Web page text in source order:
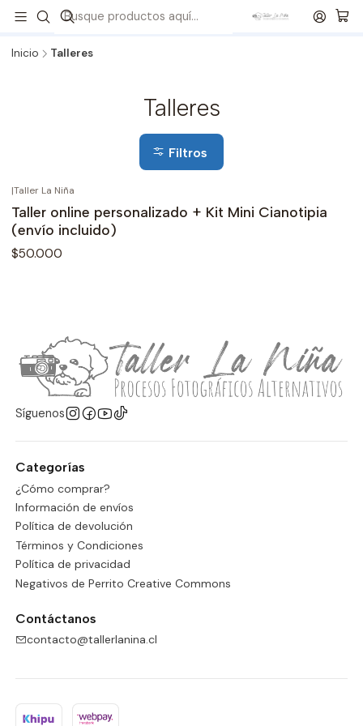
¡Revisa todos nuestros formatos de Kits! 💙Envíos a todo
Chile
🇨🇱 🚚 📦
Inicio Talleres
Talleres
Filtros
|Taller La Niña
Taller online personalizado + Kit Mini Cianotipia
(envío incluido)
$50.000
Síguenos
Categorías
¿Cómo comprar?
Información de envíos
Política de devolución
Términos y Condiciones
Política de privacidad
Negativos de Perrito Creative Commons
Contáctanos
contacto@tallerlanina.cl